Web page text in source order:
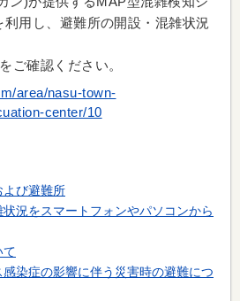
利用し、避難所の開設・混雑状況
ご確認ください。
area/nasu-town-
center/10
よび避難所
況をスマートフォンやパソコンから
て
染症の影響に伴う災害時の避難につ